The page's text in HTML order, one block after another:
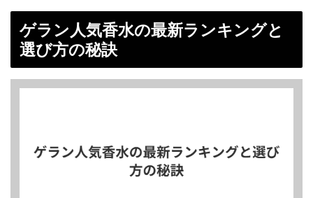
ゲラン人気香水の最新ランキングと
選び方の秘訣